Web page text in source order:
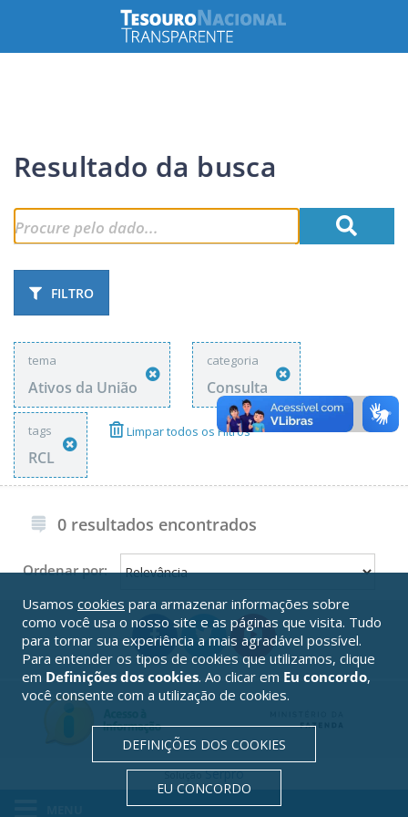
Resultado da busca
FILTRO
tema
Ativos da União
categoria
Consulta
tags
RCL
Limpar todos os Filtros
0 resultados encontrados
Ordenar por:
SoluçãoSerpro
Usamos cookies para armazenar informações sobre
como você usa o nosso site e as páginas que visita. Tudo
para tornar sua experiência a mais agradável possível.
Para entender os tipos de cookies que utilizamos, clique
em Definições dos cookies. Ao clicar em Eu concordo,
você consente com a utilização de cookies.
DEFINIÇÕES DOS COOKIES
EU CONCORDO